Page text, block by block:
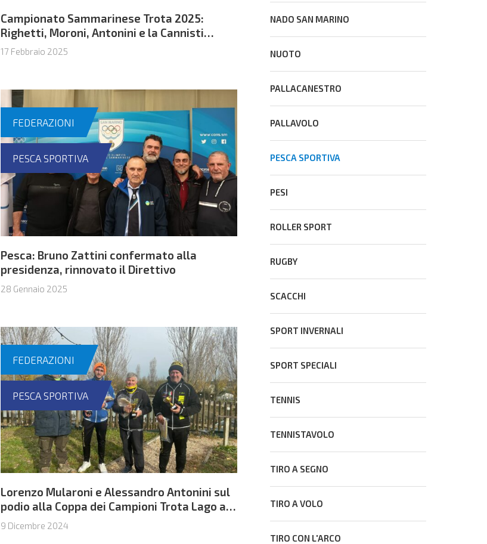
Campionato Sammarinese Trota 2025:
Righetti, Moroni, Antonini e la Cannisti
Dogana protagonisti al lago di Faetano
17 Febbraio 2025
FEDERAZIONI
PESCA SPORTIVA
Pesca: Bruno Zattini confermato alla
presidenza, rinnovato il Direttivo
28 Gennaio 2025
FEDERAZIONI
PESCA SPORTIVA
Lorenzo Mularoni e Alessandro Antonini sul
podio alla Coppa dei Campioni Trota Lago a
coppie
9 Dicembre 2024
NADO SAN MARINO
NUOTO
PALLACANESTRO
PALLAVOLO
PESCA SPORTIVA
PESI
ROLLER SPORT
RUGBY
SCACCHI
SPORT INVERNALI
SPORT SPECIALI
TENNIS
TENNISTAVOLO
TIRO A SEGNO
TIRO A VOLO
TIRO CON L'ARCO